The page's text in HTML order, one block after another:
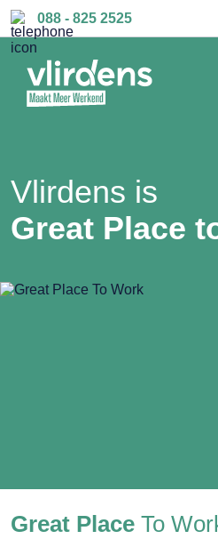
088 - 825 2525
Vlirdens is
Great Place
Great Place To